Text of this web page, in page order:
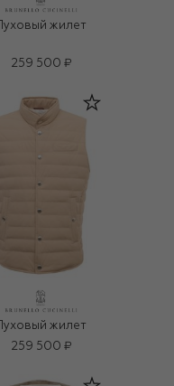
Пуховый жилет
259 500 ₽
Пуховый жилет
259 500 ₽